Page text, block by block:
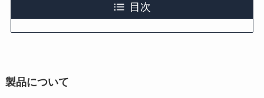
目次
製品について